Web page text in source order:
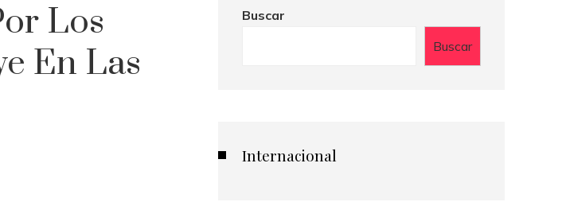
Los
En Las
Buscar
Buscar
Internacional